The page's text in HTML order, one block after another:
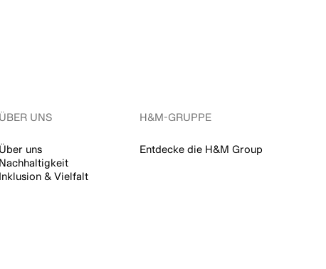
ÜBER UNS
Über uns
Nachhaltigkeit
Inklusion & Vielfalt
H&M-GRUPPE
Entdecke die H&M Group